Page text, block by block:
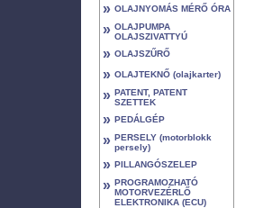
» OLAJNYOMÁS MÉRŐ ÓRA
» OLAJPUMPA
OLAJSZIVATTYÚ
» OLAJSZŰRŐ
» OLAJTEKNŐ (olajkarter)
» PATENT, PATENT
SZETTEK
» PEDÁLGÉP
» PERSELY (motorblokk
persely)
» PILLANGÓSZELEP
» PROGRAMOZHATÓ
MOTORVEZÉRLŐ
ELEKTRONIKA (ECU)